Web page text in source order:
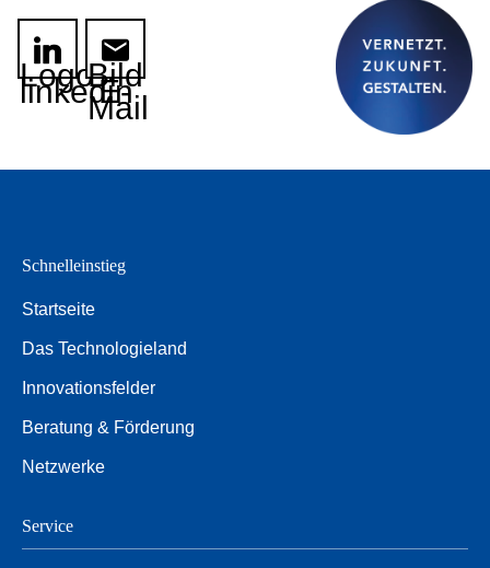
Logo
linkedin
Bild
E-
Mail
Schnelleinstieg
Startseite
Das Technologieland
Innovationsfelder
Beratung & Förderung
Netzwerke
Service